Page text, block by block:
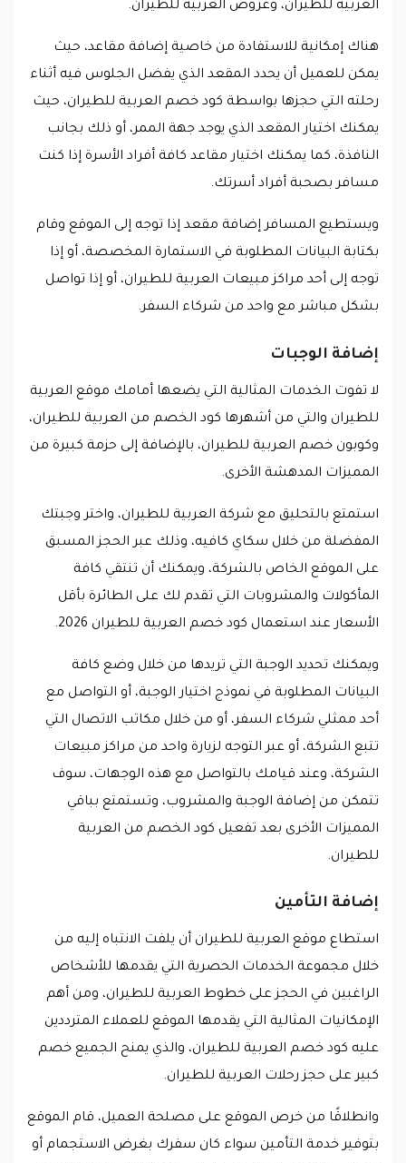
العربية للطيران، وعروض العربية للطيران.
هناك إمكانية للاستفادة من خاصية إضافة مقاعد، حيث
يمكن للعميل أن يحدد المقعد الذي يفضل الجلوس فيه أثناء
رحلته التي حجزها بواسطة كود خصم العربية للطيران، حيث
يمكنك اختيار المقعد الذي يوجد جهة الممر، أو ذلك بجانب
النافذة، كما يمكنك اختيار مقاعد كافة أفراد الأسرة إذا كنت
مسافر بصحبة أفراد أسرتك.
ويستطيع المسافر إضافة مقعد إذا توجه إلى الموقع وقام
بكتابة البيانات المطلوبة في الاستمارة المخصصة، أو إذا
توجه إلى أحد مراكز مبيعات العربية للطيران، أو إذا تواصل
بشكل مباشر مع واحد من شركاء السفر.
إضافة الوجبات
لا تفوت الخدمات المثالية التي يضعها أمامك موقع العربية
للطيران والتي من أشهرها كود الخصم من العربية للطيران،
وكوبون خصم العربية للطيران، بالإضافة إلى حزمة كبيرة من
المميزات المدهشة الأخرى.
استمتع بالتحليق مع شركة العربية للطيران، واختر وجبتك
المفضلة من خلال سكاي كافيه، وذلك عبر الحجز المسبق
على الموقع الخاص بالشركة، ويمكنك أن تنتقي كافة
المأكولات والمشروبات التي تقدم لك على الطائرة بأقل
الأسعار عند استعمال كود خصم العربية للطيران 2026.
ويمكنك تحديد الوجبة التي تريدها من خلال وضع كافة
البيانات المطلوبة في نموذج اختيار الوجبة، أو التواصل مع
أحد ممثلي شركاء السفر، أو من خلال مكاتب الاتصال التي
تتبع الشركة، أو عبر التوجه لزيارة واحد من مراكز مبيعات
الشركة، وعند قيامك بالتواصل مع هذه الوجهات، سوف
تتمكن من إضافة الوجبة والمشروب، وتستمتع بباقي
المميزات الأخرى بعد تفعيل كود الخصم من العربية
للطيران.
إضافة التأمين
استطاع موقع العربية للطيران أن يلفت الانتباه إليه من
خلال مجموعة الخدمات الحصرية التي يقدمها للأشخاص
الراغبين في الحجز على خطوط العربية للطيران، ومن أهم
الإمكانيات المثالية التي يقدمها الموقع للعملاء المترددين
عليه كود خصم العربية للطيران، والذي يمنح الجميع خصم
كبير على حجز رحلات العربية للطيران.
وانطلاقًا من خرص الموقع على مصلحة العميل، قام الموقع
بتوفير خدمة التأمين سواء كان سفرك بغرض الاستجمام أو